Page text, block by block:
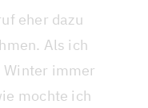
eher dazu
Als ich
Winter immer
mochte ich